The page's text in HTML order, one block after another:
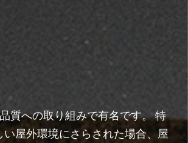
品質への取り組みで有名です。 特
い屋外環境にさらされた場合、屋